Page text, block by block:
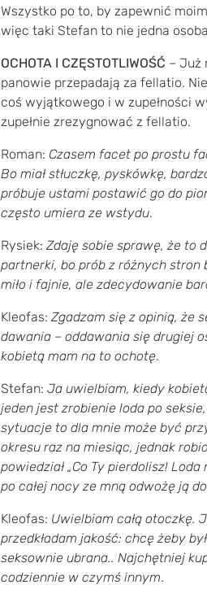
Wszystko po to, by zapewnić
więc taki Stefan to nie jedna
OCHOTA I CZĘSTOTLIWOŚĆ – Już
panowie przepadają za fellatio.
coś wyjątkowego i w zupełności
zupełnie zrezygnować z fellatio.
Roman: Czasem facet po prostu
Bo miał stłuczkę, pyskówkę,
próbuje ustami postawić go do
często umiera ze wstydu.
Rysiek:Zdaję sobie sprawę, że to
partnerki, bo prób z różnych stron
miło i fajnie, ale zdecydowanie
Kleofas:Zgadzam się z opinią, że
dawania – oddawania się drugiej
kobietą mam na to ochotę.
Stefan: Ja uwielbiam, kiedy
jeden jest zrobienie loda po
sytuacje to dla mnie może być
okresu raz na miesiąc, jednak
powiedział „Co Ty pierdolisz!
po całej nocy ze mną odwożę ją
Kleofas: Uwielbiam całą otoczkę.
przedkładam jakość: chcę żeby
seksownie ubrana.. Najchętniej
codziennie w czymś innym.